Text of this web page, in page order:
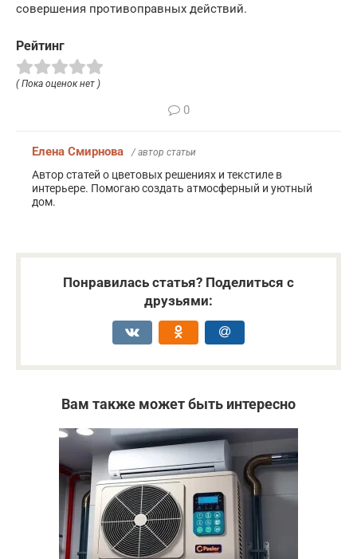
совершения противоправных действий.
Рейтинг
( Пока оценок нет )
0
Елена Смирнова / автор статьи
Автор статей о цветовых решениях и текстиле в
интерьере. Помогаю создать атмосферный и уютный
дом.
Понравилась статья? Поделиться с
друзьями:
Вам также может быть интересно